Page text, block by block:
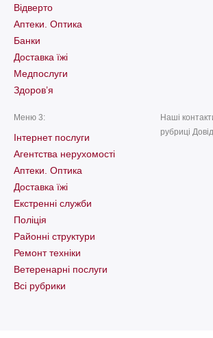
Відверто
Аптеки. Оптика
Банки
Доставка їжі
Медпослуги
Здоров’я
Меню 3:
Інтернет послуги
Агентства нерухомості
Аптеки. Оптика
Доставка їжі
Екстренні служби
Поліція
Районні структури
Ремонт техніки
Ветеренарні послуги
Всі рубрики
Наші
рубриці